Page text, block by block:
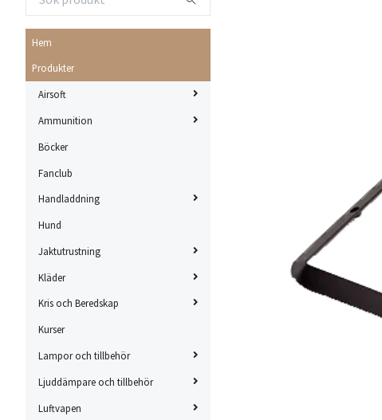
Hem
Produkter
Airsoft
Ammunition
Böcker
Fanclub
Handladdning
Hund
Jaktutrustning
Kläder
Kris och Beredskap
Kurser
Lampor och tillbehör
Ljuddämpare och tillbehör
Luftvapen